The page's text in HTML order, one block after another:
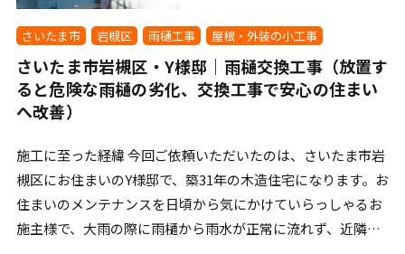
さいたま市 岩槻区 雨樋工事 屋根・外装の小工事
さいたま市岩槻区・Y様邸｜雨樋交換工事（放置す
ると危険な雨樋の劣化、交換工事で安心の住まい
へ改善）
施工に至った経緯 今回ご依頼いただいたのは、さいたま市岩
槻区にお住まいのY様邸で、築31年の木造住宅になります。お
住まいのメンテナンスを日頃から気にかけていらっしゃるお
施主様で、大雨の際に雨樋から雨水が正常に流れず、近隣